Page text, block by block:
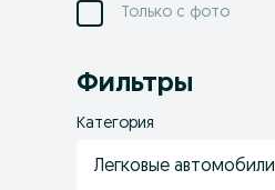
Только с фото
Фильтры
Категория
Легковые автомобили